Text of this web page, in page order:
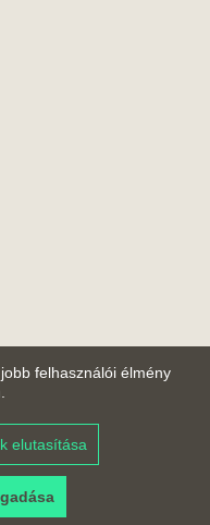
felhasználói élmény
elutasítása